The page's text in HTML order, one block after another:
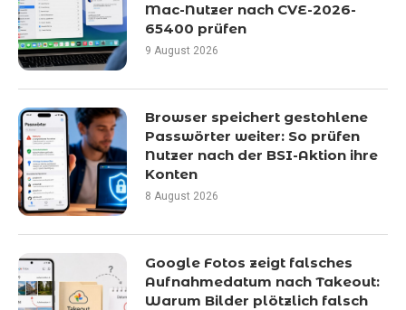
Mac-Nutzer nach CVE-2026-
65400 prüfen
9 August 2026
Browser speichert gestohlene
Passwörter weiter: So prüfen
Nutzer nach der BSI-Aktion ihre
Konten
8 August 2026
Google Fotos zeigt falsches
Aufnahmedatum nach Takeout:
Warum Bilder plötzlich falsch